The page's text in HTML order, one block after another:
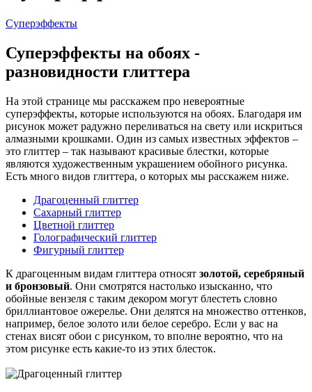
Суперэффекты
Суперэффекты на обоях -
разновидности глиттера
На этой странице мы расскажем про невероятные
суперэффекты, которые используются на обоях. Благодаря им
рисунок может радужно переливаться на свету или искриться
алмазными крошками. Один из самых известных эффектов –
это глиттер – так называют красивые блестки, которые
являются художественным украшением обойного рисунка.
Есть много видов глиттера, о которых мы расскажем ниже.
Драгоценный глиттер
Сахарный глиттер
Цветной глиттер
Голографический глиттер
Фигурный глиттер
К драгоценным видам глиттера относят золотой, серебряный
и бронзовый. Они смотрятся настолько изысканно, что
обойные вензеля с таким декором могут блестеть словно
бриллиантовое ожерелье. Они делятся на множество оттенков,
например, белое золото или белое серебро. Если у вас на
стенах висят обои с рисунком, то вполне вероятно, что на
этом рисунке есть какие-то из этих блесток.